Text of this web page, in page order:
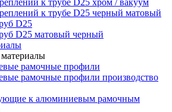
к трубе D25 хром / вакуум
к трубе D25 черный матовый
D25
D25 матовый черный
рамочные профили
рамочные профили производство
к алюминиевым рамочным